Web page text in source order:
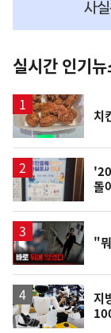
뉴
스
실시간 인기
치
돌
영
상
"
지